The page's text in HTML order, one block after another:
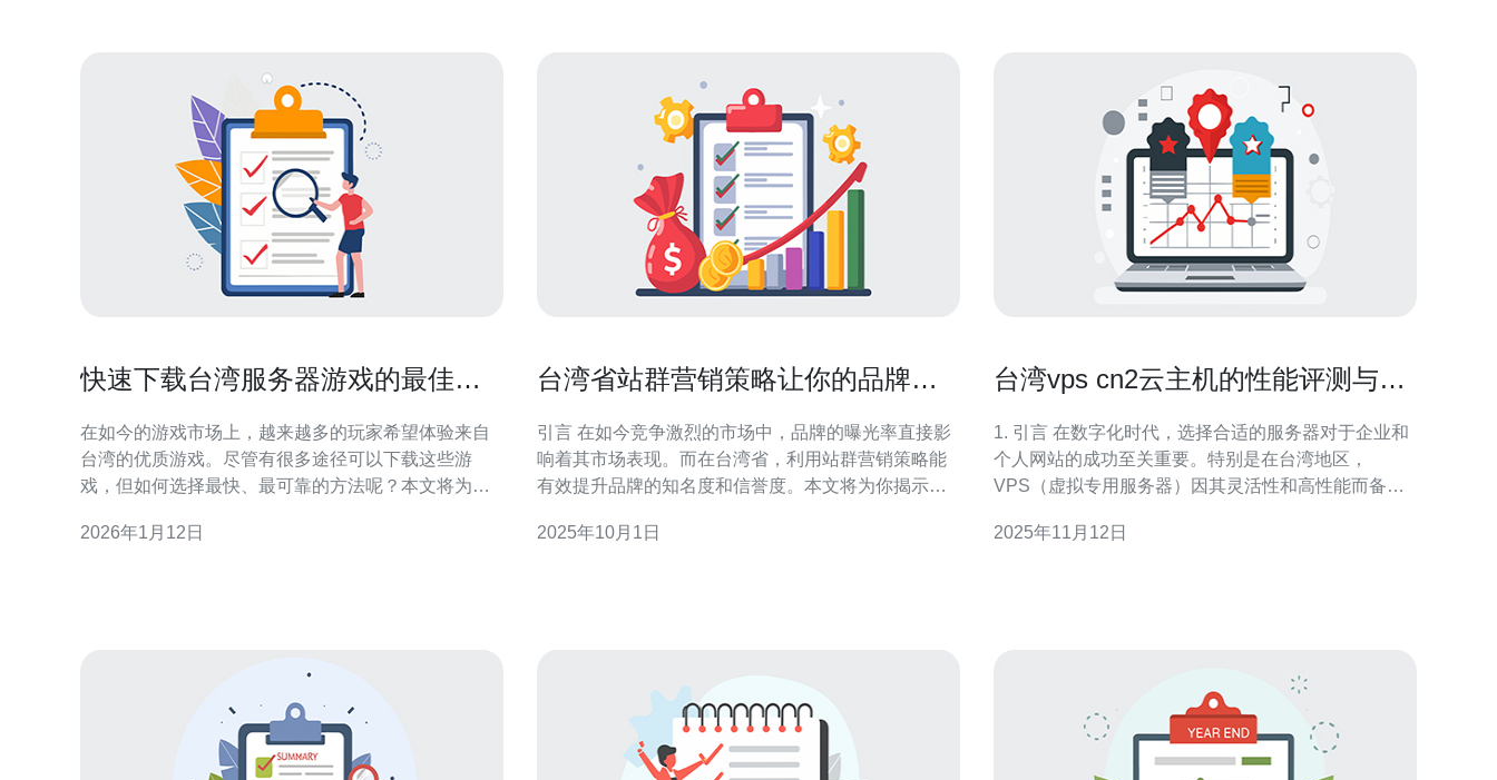
快速下载台湾服务器游戏的最佳途
在如今的游戏市场上，越来越多的玩家希望体验来自
台湾的优质游戏。尽管有很多途径可以下载这些游
戏，但如何选择最快、最可靠的方法呢？本文将为您
议，帮助您轻松享受游戏乐趣。 哪里可以找到台湾服
2026年1月12日
台湾省站群营销策略让你的品牌脱
引言 在如今竞争激烈的市场中，品牌的曝光率直接影
响着其市场表现。而在台湾省，利用站群营销策略能
有效提升品牌的知名度和信誉度。本文将为你揭示如
出。 以下是三大精华内容，帮助你快速掌握站群营销
2025年10月1日
台湾vps cn2云主机的性能评测与选
1. 引言 在数字化时代，选择合适的服务器对于企业和
个人网站的成功至关重要。特别是在台湾地区，
VPS（虚拟专用服务器）因其灵活性和高性能而备受
供选择建议。 2. 什么是 CN2 云主机 CN2 是中国电信
2025年11月12日